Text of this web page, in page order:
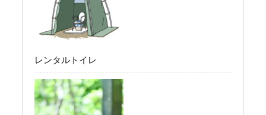
レンタルトイレ